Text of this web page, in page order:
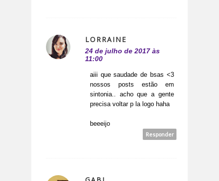
LORRAINE
24 de julho de 2017 às
11:00
aiii que saudade de bsas <3
nossos posts estão em
sintonia.. acho que a gente
precisa voltar p la logo haha
beeeijo
Responder